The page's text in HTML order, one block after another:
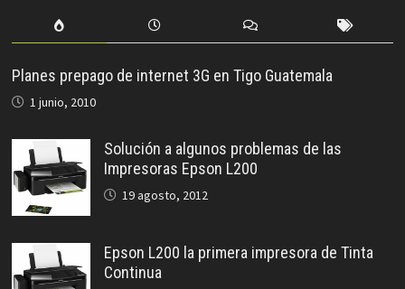
Planes prepago de internet 3G en Tigo Guatemala
1 junio, 2010
Solución a algunos problemas de las
Impresoras Epson L200
19 agosto, 2012
Epson L200 la primera impresora de Tinta
Continua